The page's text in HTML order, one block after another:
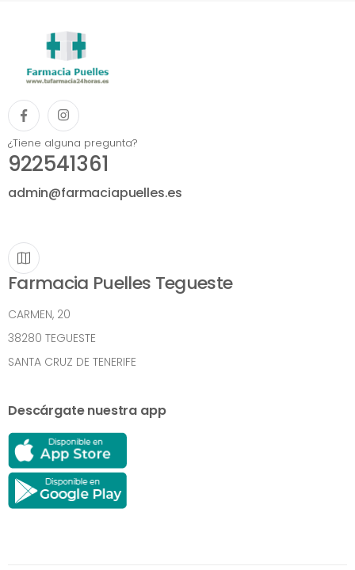
¿Tiene alguna pregunta?
922541361
admin@farmaciapuelles.es
Farmacia Puelles Tegueste
CARMEN, 20
38280 TEGUESTE
SANTA CRUZ DE TENERIFE
Descárgate nuestra app